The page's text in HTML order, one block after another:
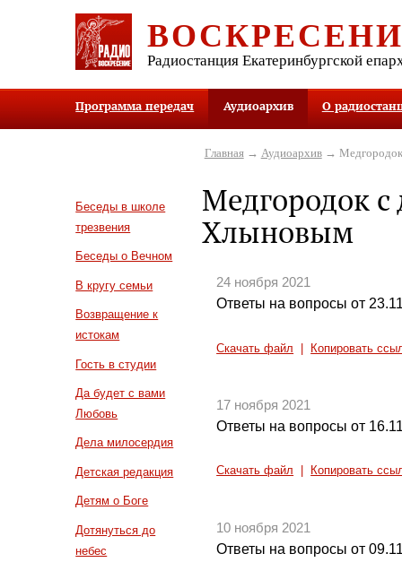
Радиостанция Екатеринбургской
Программа передач Аудиоархив О
Беседы в школе
трезвения
Беседы о Вечном
В кругу семьи
Возвращение к
истокам
Гость в студии
Да будет с вами
Любовь
Дела милосердия
Детская редакция
Детям о Боге
Дотянуться до
небес
Главная→ Аудиоархив→ Медгородок
Медгородок с
Хлыновым
24 ноября 2021
Ответы на вопросы от
Скачать файл Копировать
17 ноября 2021
Ответы на вопросы от
Скачать файл Копировать
10 ноября 2021
Ответы на вопросы от